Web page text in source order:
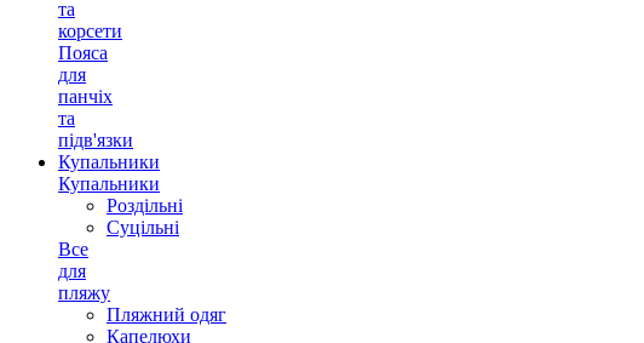
та
корсети
Пояса
для
панчіх
та
підв'язки
Купальники
Купальники
Роздільні
Суцільні
Все
для
пляжу
Пляжний одяг
Капелюхи